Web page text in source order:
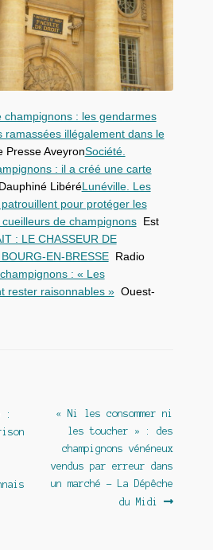
champignons : les gendarmes
ramassées illégalement dans le
Presse AveyronSociété.
: il a créé une carte
LibéréLunéville. Les
pour protéger les
de champignonsEst
: LE CHASSEUR DE
EN-BRESSERadio
: « Les
rester raisonnables »Ouest-
:
Article
suivant :
« Ni les consommer ni
les toucher » : des
champignons vénéneux
vendus par erreur dans
un marché – La Dépêche
du Midi